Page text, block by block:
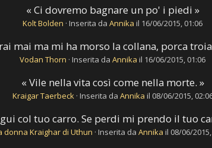
« Ci dovremo bagnare un po' i piedi »
Kolt Bolden ·Inserita daAnnika il 16/06/2015, 01:06
mai ma mi ha morso la collana, porca
Vodan Thorn ·Inserita daAnnika il 16/06/2015, 01:06
« Vile nella vita così come nella morte. »
Kraigar Taerbeck · Inserita da Annika il 08/06/2015,
col tuo carro. Se perdi mi prendo il tuo
donna Kraighar di Uthun · Inserita da Annika il 08/06/